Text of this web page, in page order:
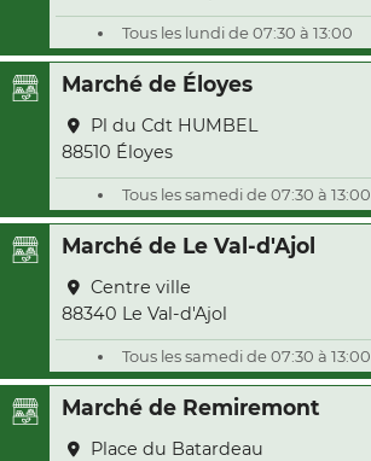
Tous les lundi de 07:30 à 13:00
Marché de Éloyes
Pl du Cdt HUMBEL
88510 Éloyes
Tous les samedi de 07:30 à 13:00
Marché de Le Val-d'Ajol
Centre ville
88340 Le Val-d'Ajol
Tous les samedi de 07:30 à 13:00
Marché de Remiremont
Place du Batardeau